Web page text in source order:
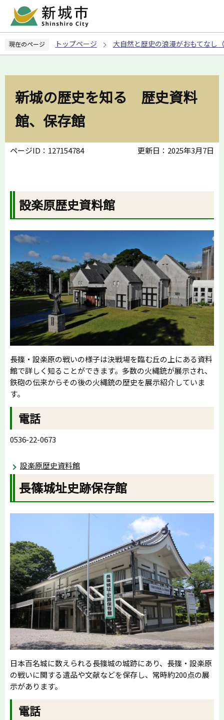
ペ
の
現在のページ トップページ 大自然と歴史の浪漫がおもてなし
新城の歴史を知る 歴史資料
館、保存館
ページID：127154784 更新日：2025年3月7日
設楽原歴史資料館
長篠・設楽原の戦いの様子は決戦場を臨む丘の上にある資料
館で詳しく知ることができます。多数の火縄銃が展示され、
鉄砲の伝来からその後の火縄銃の歴史を展示紹介していま
す。
電話
0536-22-0673
設楽原歴史資料館
長篠城址史跡保存館
日本百名城に数えられる長篠城の城跡にあり、長篠・設楽原
の戦いに関する遺品や文献などを保存し、常時約200点の展
示があります。
電話